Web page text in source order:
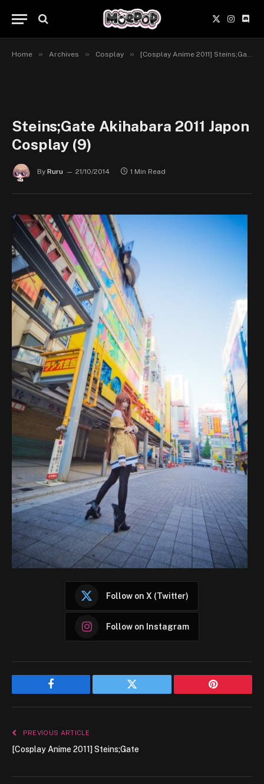
X
(Twitter)
Home » Archives » Cosplay » [Cosplay Anime 2011] Steins;Gate
Steins;Gate Akihabara 2011 Japon
Cosplay (9)
By Ruru 21/10/2014 1 Min Read
Follow on X (Twitter)
Follow on Instagram
Facebook Twitter Pinterest
PREVIOUS ARTICLE
[Cosplay Anime 2011] Steins;Gate